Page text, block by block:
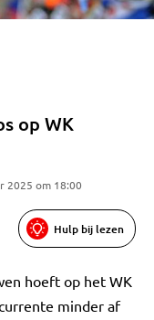
op WK
2025 om 18:00
Hulp bij lezen
hoeft op het WK
minder af